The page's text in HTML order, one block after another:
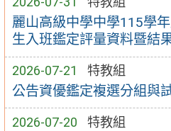
麗山高級中學中學115學
生入班鑑定評量資料暨結
2026-07-21 特教組
公告資優鑑定複選分組與
2026-07-20 特教組